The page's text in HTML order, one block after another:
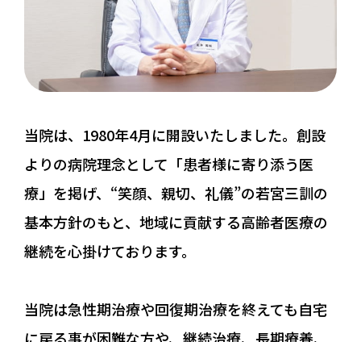
当院は、1980年4月に開設いたしました。創設
よりの病院理念として「患者様に寄り添う医
療」を掲げ、“笑顔、親切、礼儀”の若宮三訓の
基本方針のもと、地域に貢献する高齢者医療の
継続を心掛けております。
当院は急性期治療や回復期治療を終えても自宅